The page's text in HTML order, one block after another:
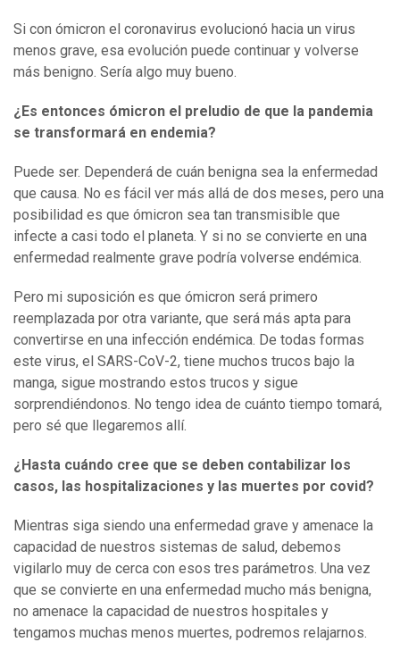
Si con ómicron el coronavirus evolucionó hacia un virus
menos grave, esa evolución puede continuar y volverse
más benigno. Sería algo muy bueno.
¿Es entonces ómicron el preludio de que la pandemia
se transformará en endemia?
Puede ser. Dependerá de cuán benigna sea la enfermedad
que causa. No es fácil ver más allá de dos meses, pero una
posibilidad es que ómicron sea tan transmisible que
infecte a casi todo el planeta. Y si no se convierte en una
enfermedad realmente grave podría volverse endémica.
Pero mi suposición es que ómicron será primero
reemplazada por otra variante, que será más apta para
convertirse en una infección endémica. De todas formas
este virus, el SARS-CoV-2, tiene muchos trucos bajo la
manga, sigue mostrando estos trucos y sigue
sorprendiéndonos. No tengo idea de cuánto tiempo tomará,
pero sé que llegaremos allí.
¿Hasta cuándo cree que se deben contabilizar los
casos, las hospitalizaciones y las muertes por covid?
Mientras siga siendo una enfermedad grave y amenace la
capacidad de nuestros sistemas de salud, debemos
vigilarlo muy de cerca con esos tres parámetros. Una vez
que se convierte en una enfermedad mucho más benigna,
no amenace la capacidad de nuestros hospitales y
tengamos muchas menos muertes, podremos relajarnos.